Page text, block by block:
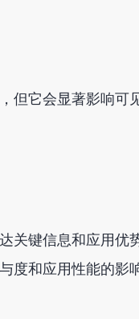
但它会显著影响
关键信息和应用
度和应用性能的影